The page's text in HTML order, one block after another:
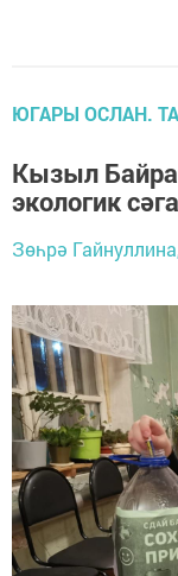
ЮГАРЫ ОСЛАН.
Кызыл
экологик
Зөһрә